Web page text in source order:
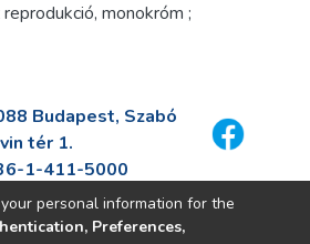
monokróm ;
Budapest, Szabó
tér 1.
1-411-5000
fszek.hu
personal information for the
Preferences,